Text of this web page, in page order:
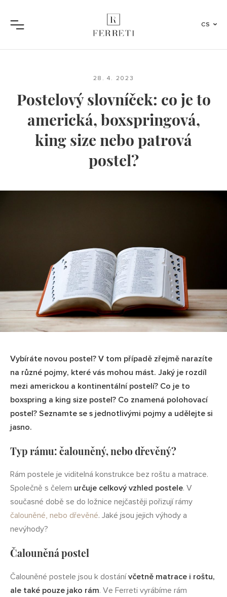
Menu
CS
28. 4. 2023
Postelový slovníček: co je to
americká, boxspringová,
king size nebo patrová
postel?
Vybíráte novou postel? V tom případě zřejmě narazíte
na různé pojmy, které vás mohou mást. Jaký je rozdíl
mezi americkou a kontinentální postelí? Co je to
boxspring a king size postel? Co znamená polohovací
postel? Seznamte se s jednotlivými pojmy a udělejte si
jasno.
Typ rámu: čalouněný, nebo dřevěný?
Rám postele je viditelná konstrukce bez roštu a matrace.
Společně s čelem určuje celkový vzhled postele. V
současné době se do ložnice nejčastěji pořizují rámy
čalouněné, nebo dřevěné. Jaké jsou jejich výhody a
nevýhody?
Čalouněná postel
Čalouněné postele jsou k dostánívčetně matrace i roštu,
ale také pouze jako rám. Ve Ferreti vyrábíme rám